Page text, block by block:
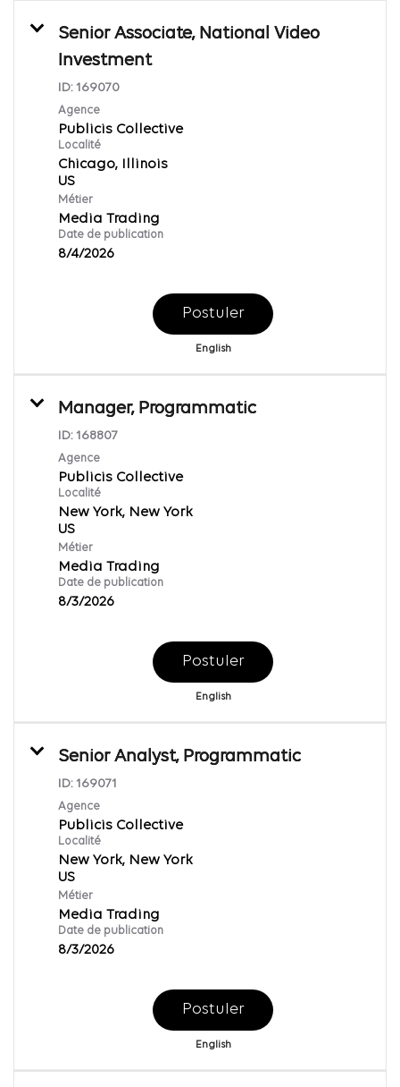
Senior Associate, National Video
Investment
ID: 169070
Agence
Publicis Collective
Localité
Chicago, Illinois
Métier
Media Trading
Date de publication
8/4/2026
Postuler
English
Manager, Programmatic
ID: 168807
Agence
Publicis Collective
Localité
New York, New York
Métier
Media Trading
Date de publication
8/3/2026
Postuler
English
Senior Analyst, Programmatic
ID: 169071
Agence
Publicis Collective
Localité
New York, New York
Métier
Media Trading
Date de publication
8/3/2026
Postuler
English